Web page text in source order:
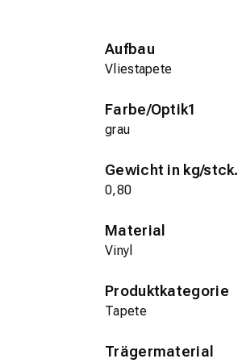
Aufbau
Vliestapete
Farbe/Optik1
grau
Gewicht in kg/stck.
0,80
Material
Vinyl
Produktkategorie
Tapete
Trägermaterial